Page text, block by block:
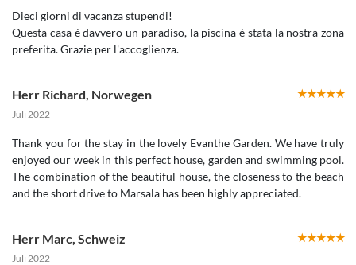
Dieci giorni di vacanza stupendi!
Questa casa è davvero un paradiso, la piscina è stata la nostra zona
preferita. Grazie per l'accoglienza.
Herr Richard Norwegen
Juli 2022
Thank you for the stay in the lovely Evanthe Garden. We have truly
enjoyed our week in this perfect house, garden and swimming pool.
The combination of the beautiful house, the closeness to the beach
and the short drive to Marsala has been highly appreciated.
Herr Marc Schweiz
Juli 2022